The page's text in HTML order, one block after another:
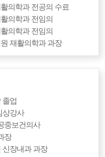
의학과 전공의 수료
의학과 전임의
의학과 전임의
재활의학과 과장
졸업
상강사
중보건의사
장
신장내과 과장